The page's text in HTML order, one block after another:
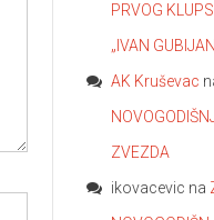
PRVOG
„IVAN
AK Kruševac
ZVEZDA
ikovacevic na